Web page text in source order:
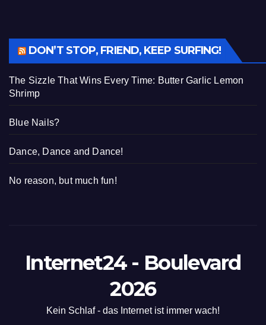
DON’T STOP, FRIEND, KEEP SURFING!
The Sizzle That Wins Every Time: Butter Garlic Lemon
Shrimp
Blue Nails?
Dance, Dance and Dance!
No reason, but much fun!
Internet24 - Boulevard
2026
Kein Schlaf - das Internet ist immer wach!